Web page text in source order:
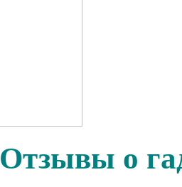
Отзывы о